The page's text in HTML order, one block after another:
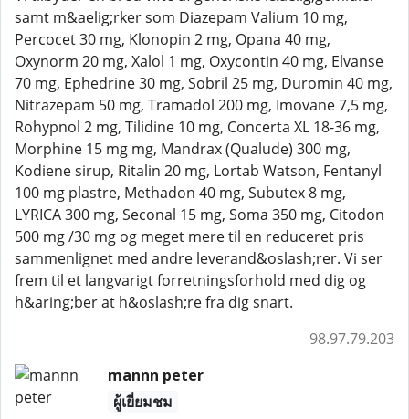
samt m&aelig;rker som Diazepam Valium 10 mg,
Percocet 30 mg, Klonopin 2 mg, Opana 40 mg,
Oxynorm 20 mg, Xalol 1 mg, Oxycontin 40 mg, Elvanse
70 mg, Ephedrine 30 mg, Sobril 25 mg, Duromin 40 mg,
Nitrazepam 50 mg, Tramadol 200 mg, Imovane 7,5 mg,
Rohypnol 2 mg, Tilidine 10 mg, Concerta XL 18-36 mg,
Morphine 15 mg mg, Mandrax (Qualude) 300 mg,
Kodiene sirup, Ritalin 20 mg, Lortab Watson, Fentanyl
100 mg plastre, Methadon 40 mg, Subutex 8 mg,
LYRICA 300 mg, Seconal 15 mg, Soma 350 mg, Citodon
500 mg /30 mg og meget mere til en reduceret pris
sammenlignet med andre leverand&oslash;rer. Vi ser
frem til et langvarigt forretningsforhold med dig og
h&aring;ber at h&oslash;re fra dig snart.
98.97.79.203
mannn peter
ผู้เยี่ยมชม